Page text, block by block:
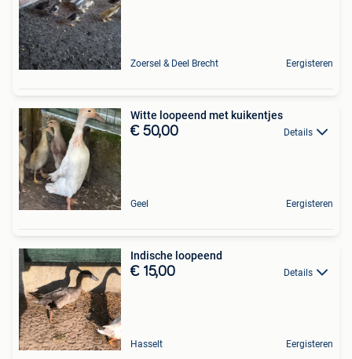
Zoersel & Deel Brecht Eergisteren
Witte loopeend met kuikentjes
€ 50,00 Details
Geel Eergisteren
Indische loopeend
€ 15,00 Details
Hasselt Eergisteren